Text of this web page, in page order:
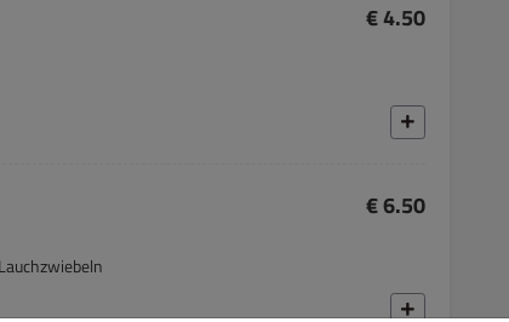
€ 4.50
€ 6.50